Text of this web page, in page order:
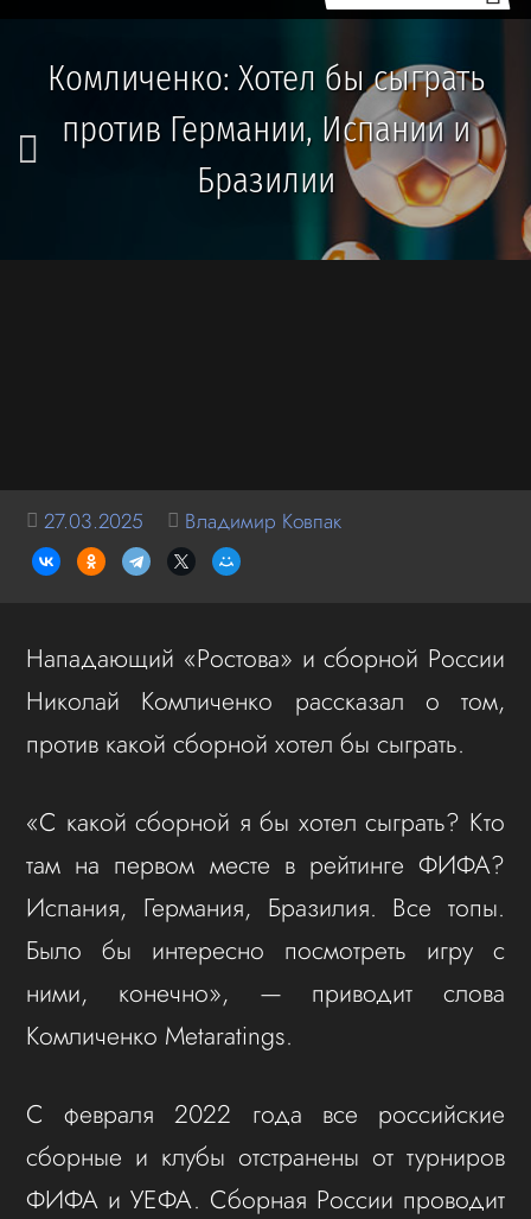
Комличенко: Хотел бы сыграть
против Германии, Испании и
Бразилии
27.03.2025 Владимир Ковпак
Нападающий «Ростова» и сборной России
Николай Комличенко рассказал о том,
против какой сборной хотел бы сыграть.
«С какой сборной я бы хотел сыграть? Кто
там на первом месте в рейтинге ФИФА?
Испания, Германия, Бразилия. Все топы.
Было бы интересно посмотреть игру с
ними, конечно», — приводит слова
Комличенко Metaratings.
С февраля 2022 года все российские
сборные и клубы отстранены от турниров
ФИФА и УЕФА. Сборная России проводит